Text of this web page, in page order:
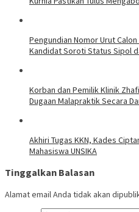
Pengundian Nomor Urut
Kandidat Soroti Status Sipol
Korban dan Pemilik Klinik
Dugaan Malapraktik Secara
Akhiri Tugas KKN, Kades
Mahasiswa UNSIKA
Tinggalkan Balasan
Alamat email Anda tidak akan